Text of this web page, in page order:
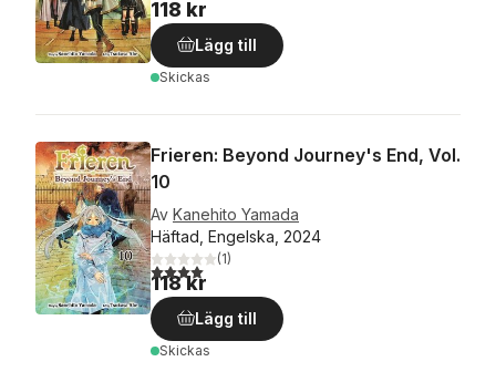
118 kr
Lägg till
Skickas
Frieren: Beyond Journey's End, Vol.
10
Av Kanehito Yamada
Häftad, Engelska, 2024
4,0utav 5 stjärnor. Totalt antal röster:
(1)
118 kr
Lägg till
Skickas